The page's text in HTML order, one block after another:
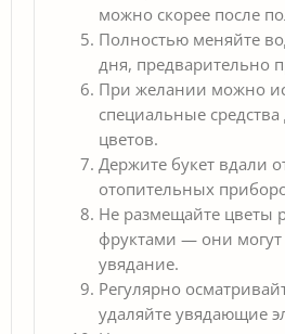
можно скорее после
Полностью меняйте
дня, предварительно
При желании можно
специальные
цветов.
Держите букет вдали
отопительных
Не размещайте цветы
фруктами — они могут
увядание.
Регулярно
удаляйте увядающие